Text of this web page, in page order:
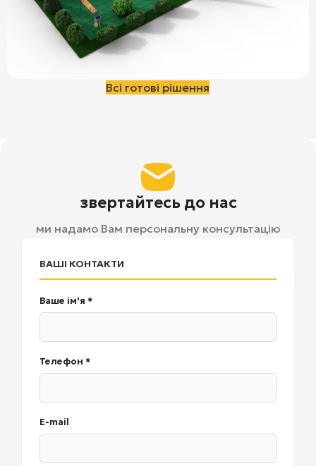
Всі готові рішення
звертайтесь до нас
ми надамо Вам персональну консультацію
ВАШІ КОНТАКТИ
Ваше ім'я *
Телефон *
E-mail